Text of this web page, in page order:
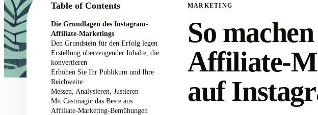
Table of Contents
Die Grundlagen des Instagram-
Affiliate-Marketings
Den Grundstein für den Erfolg legen
Erstellung überzeugender Inhalte, die
konvertieren
Erhöhen Sie Ihr Publikum und Ihre
Reichweite
Messen, Analysieren, Justieren
Mit Castmagic das Beste aus
Affiliate-Marketing-Bemühungen
MARKETING
So
Affiliate-
auf